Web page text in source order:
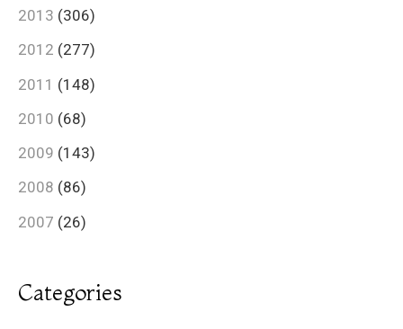
2013 (306)
2012 (277)
2011 (148)
2010 (68)
2009 (143)
2008 (86)
2007 (26)
Categories